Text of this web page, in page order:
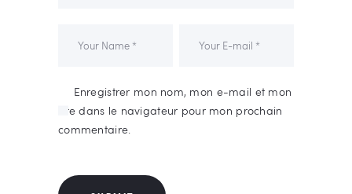
Enregistrer mon nom, mon e-mail et mon
site dans le navigateur pour mon prochain
commentaire.